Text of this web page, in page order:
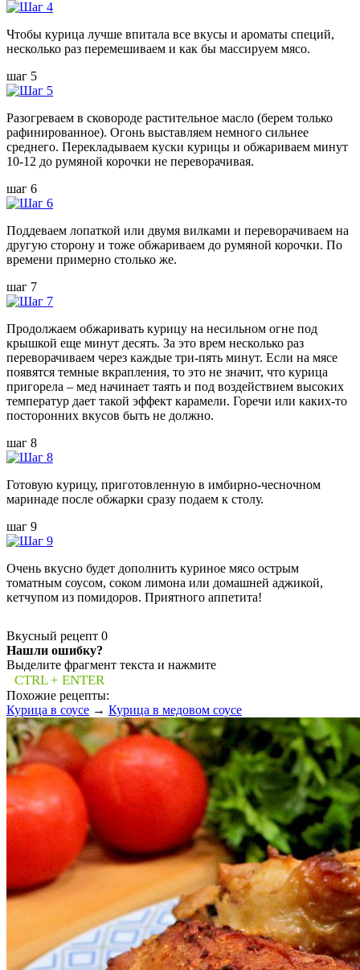
Чтобы курица лучше впитала все вкусы и ароматы специй,
несколько раз перемешиваем и как бы массируем мясо.
шаг 5
Разогреваем в сковороде растительное масло (берем только
рафинированное). Огонь выставляем немного сильнее
среднего. Перекладываем куски курицы и обжариваем минут
10-12 до румяной корочки не переворачивая.
шаг 6
Поддеваем лопаткой или двумя вилками и переворачиваем на
другую сторону и тоже обжариваем до румяной корочки. По
времени примерно столько же.
шаг 7
Продолжаем обжаривать курицу на несильном огне под
крышкой еще минут десять. За это врем несколько раз
переворачиваем через каждые три-пять минут. Если на мясе
появятся темные вкрапления, то это не значит, что курица
пригорела – мед начинает таять и под воздействием высоких
температур дает такой эффект карамели. Горечи или каких-то
посторонних вкусов быть не должно.
шаг 8
Готовую курицу, приготовленную в имбирно-чесночном
маринаде после обжарки сразу подаем к столу.
шаг 9
Очень вкусно будет дополнить куриное мясо острым
томатным соусом, соком лимона или домашней аджикой,
кетчупом из помидоров. Приятного аппетита!
Вкусный рецепт 0
Нашли ошибку?
Выделите фрагмент текста и нажмите
CTRL + ENTER
Похожие рецепты:
Курица в соусе → Курица в медовом соусе